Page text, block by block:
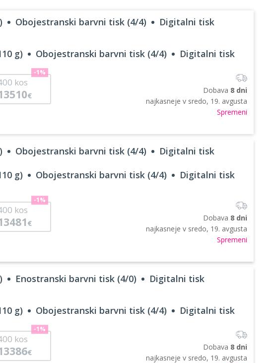
Obojestranski barvni tisk (4/4) Digitalni tisk
g) Obojestranski barvni tisk (4/4) Digitalni tisk
kos
€
-1%
Dobava 8 dni
najkasneje v sredo, 19. avgusta
Spremeni
Obojestranski barvni tisk (4/4) Digitalni tisk
g) Obojestranski barvni tisk (4/4) Digitalni tisk
kos
€
-1%
Dobava 8 dni
najkasneje v sredo, 19. avgusta
Spremeni
Enostranski barvni tisk (4/0) Digitalni tisk
g) Obojestranski barvni tisk (4/4) Digitalni tisk
kos
€
-1%
Dobava 8 dni
najkasneje v sredo, 19. avgusta